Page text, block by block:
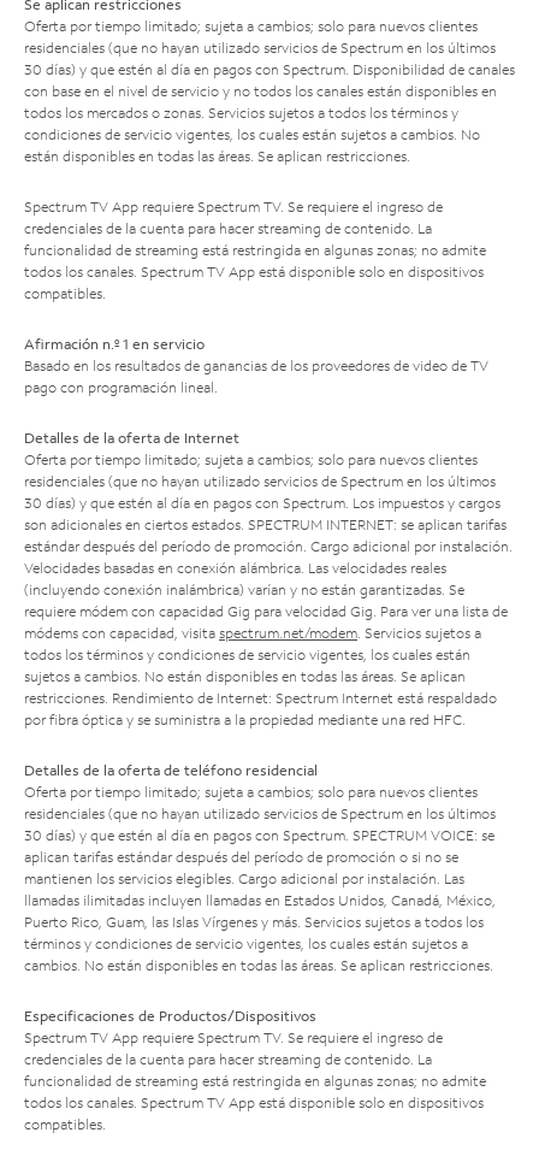
Se aplican restricciones
Oferta por tiempo limitado; sujeta a cambios; solo para nuevos clientes
residenciales (que no hayan utilizado servicios de Spectrum en los últimos
30 días) y que estén al día en pagos con Spectrum. Disponibilidad de canales
con base en el nivel de servicio y no todos los canales están disponibles en
todos los mercados o zonas. Servicios sujetos a todos los términos y
condiciones de servicio vigentes, los cuales están sujetos a cambios. No
están disponibles en todas las áreas. Se aplican restricciones.
Spectrum TV App requiere Spectrum TV. Se requiere el ingreso de
credenciales de la cuenta para hacer streaming de contenido. La
funcionalidad de streaming está restringida en algunas zonas; no admite
todos los canales. Spectrum TV App está disponible solo en dispositivos
compatibles.
Afirmación n.º 1 en servicio
Basado en los resultados de ganancias de los proveedores de video de TV
pago con programación lineal.
Detalles de la oferta de Internet
Oferta por tiempo limitado; sujeta a cambios; solo para nuevos clientes
residenciales (que no hayan utilizado servicios de Spectrum en los últimos
30 días) y que estén al día en pagos con Spectrum. Los impuestos y cargos
son adicionales en ciertos estados. SPECTRUM INTERNET: se aplican tarifas
estándar después del período de promoción. Cargo adicional por instalación.
Velocidades basadas en conexión alámbrica. Las velocidades reales
(incluyendo conexión inalámbrica) varían y no están garantizadas. Se
requiere módem con capacidad Gig para velocidad Gig. Para ver una lista de
módems con capacidad, visita spectrum.net/modem. Servicios sujetos a
todos los términos y condiciones de servicio vigentes, los cuales están
sujetos a cambios. No están disponibles en todas las áreas. Se aplican
restricciones. Rendimiento de Internet: Spectrum Internet está respaldado
por fibra óptica y se suministra a la propiedad mediante una red HFC.
Detalles de la oferta de teléfono residencial
Oferta por tiempo limitado; sujeta a cambios; solo para nuevos clientes
residenciales (que no hayan utilizado servicios de Spectrum en los últimos
30 días) y que estén al día en pagos con Spectrum. SPECTRUM VOICE: se
aplican tarifas estándar después del período de promoción o si no se
mantienen los servicios elegibles. Cargo adicional por instalación. Las
llamadas ilimitadas incluyen llamadas en Estados Unidos, Canadá, México,
Puerto Rico, Guam, las Islas Vírgenes y más. Servicios sujetos a todos los
términos y condiciones de servicio vigentes, los cuales están sujetos a
cambios. No están disponibles en todas las áreas. Se aplican restricciones.
Especificaciones de Productos/Dispositivos
Spectrum TV App requiere Spectrum TV. Se requiere el ingreso de
credenciales de la cuenta para hacer streaming de contenido. La
funcionalidad de streaming está restringida en algunas zonas; no admite
todos los canales. Spectrum TV App está disponible solo en dispositivos
compatibles.